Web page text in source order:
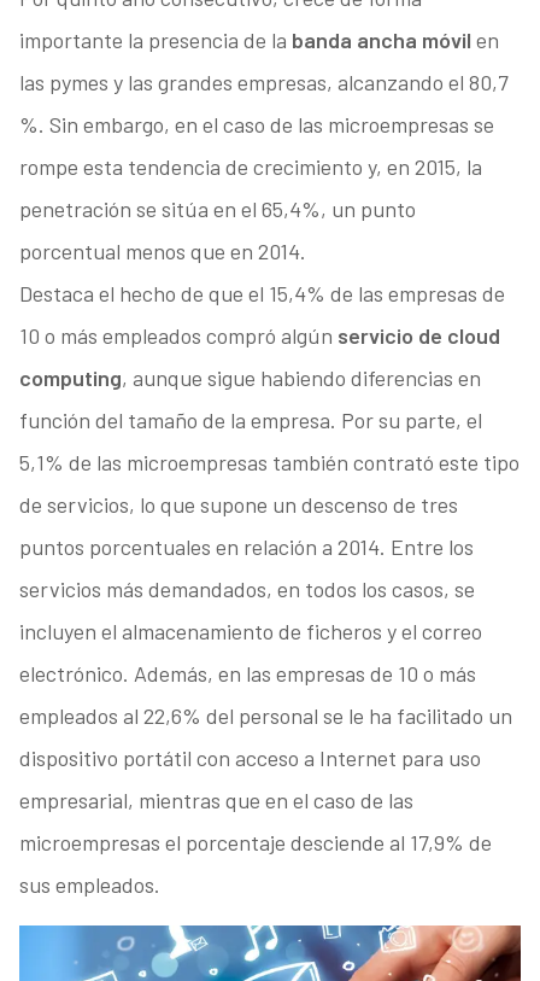
importante la presencia de la banda ancha móvil en
las pymes y las grandes empresas, alcanzando el 80,7
%. Sin embargo, en el caso de las microempresas se
rompe esta tendencia de crecimiento y, en 2015, la
penetración se sitúa en el 65,4%, un punto
porcentual menos que en 2014.
Destaca el hecho de que el 15,4% de las empresas de
10 o más empleados compró algún servicio de cloud
computing, aunque sigue habiendo diferencias en
función del tamaño de la empresa. Por su parte, el
5,1% de las microempresas también contrató este tipo
de servicios, lo que supone un descenso de tres
puntos porcentuales en relación a 2014. Entre los
servicios más demandados, en todos los casos, se
incluyen el almacenamiento de ficheros y el correo
electrónico. Además, en las empresas de 10 o más
empleados al 22,6% del personal se le ha facilitado un
dispositivo portátil con acceso a Internet para uso
empresarial, mientras que en el caso de las
microempresas el porcentaje desciende al 17,9% de
sus empleados.